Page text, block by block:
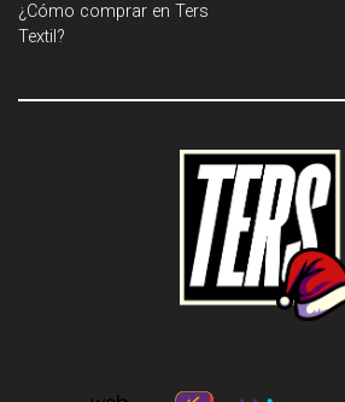
¿Cómo comprar en Ters
Textil?